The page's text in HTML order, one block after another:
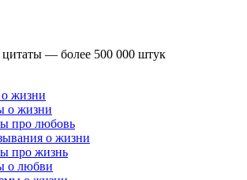
— более 500 000 штук
жизни
о жизни
про любовь
о жизни
про жизнь
о любви